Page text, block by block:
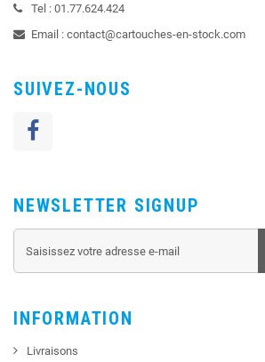
Tel : 01.77.624.424
Email : contact@cartouches-en-stock.com
SUIVEZ-NOUS
NEWSLETTER SIGNUP
INFORMATION
Livraisons